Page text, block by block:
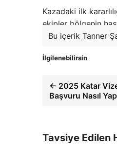
Kazadaki ilk
ekipler bölgenin
Bu içerik Tanner
İlgilenebilirsin
← 2025 Katar
Başvuru Nasıl
Tavsiye Edilen